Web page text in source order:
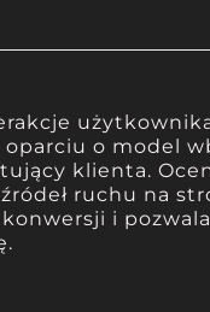
oparciu o model
klienta.
ruchu na
i